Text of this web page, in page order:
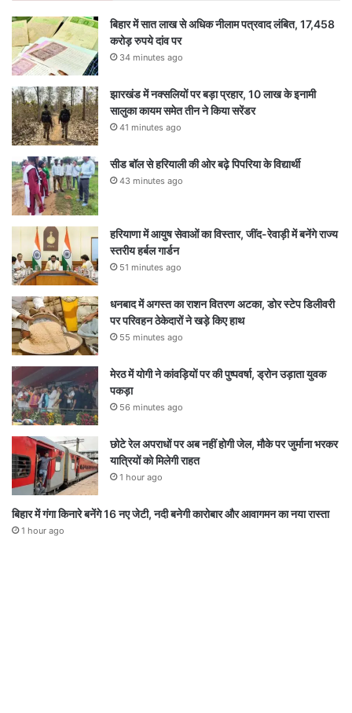
बिहार में सात लाख से अधिक नीलाम पत्रवाद लंबित, 17,458
करोड़ रुपये दांव पर
34 minutes ago
झारखंड में नक्सलियों पर बड़ा प्रहार, 10 लाख के इनामी
सालुका कायम समेत तीन ने किया सरेंडर
41 minutes ago
सीड बॉल से हरियाली की ओर बढ़े पिपरिया के विद्यार्थी
43 minutes ago
हरियाणा में आयुष सेवाओं का विस्तार, जींद-रेवाड़ी में बनेंगे राज्य
स्तरीय हर्बल गार्डन
51 minutes ago
धनबाद में अगस्त का राशन वितरण अटका, डोर स्टेप डिलीवरी
पर परिवहन ठेकेदारों ने खड़े किए हाथ
55 minutes ago
मेरठ में योगी ने कांवड़ियों पर की पुष्पवर्षा, ड्रोन उड़ाता युवक
पकड़ा
56 minutes ago
छोटे रेल अपराधों पर अब नहीं होगी जेल, मौके पर जुर्माना भरकर
यात्रियों को मिलेगी राहत
1 hour ago
बिहार में गंगा किनारे बनेंगे 16 नए जेटी, नदी बनेगी कारोबार और आवागमन का नया रास्ता
1 hour ago